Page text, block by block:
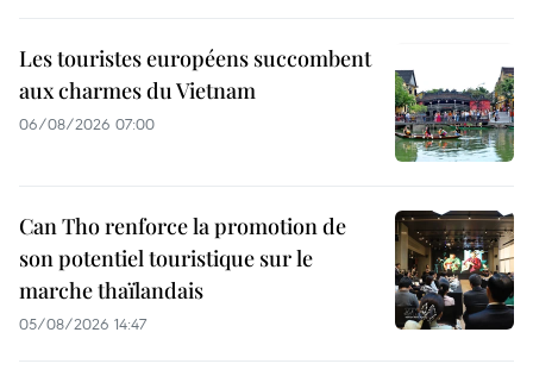
Les touristes européens succombent
aux charmes du Vietnam
06/08/2026 07:00
Can Tho renforce la promotion de
son potentiel touristique sur le
marche thaïlandais
05/08/2026 14:47